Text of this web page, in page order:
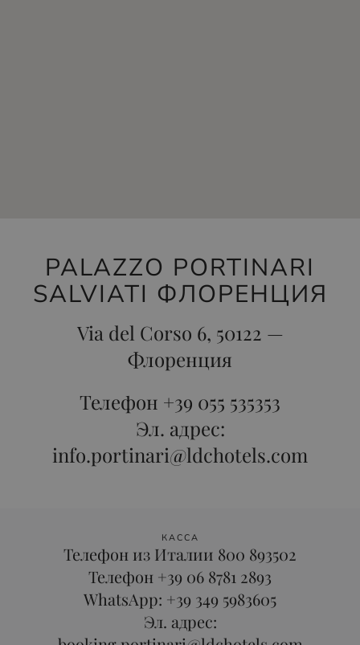
PALAZZO PORTINARI
SALVIATI ФЛОРЕНЦИЯ
Via del Corso 6, 50122 —
Флоренция
Телефон +39 055 535353
Эл. адрес:
info.portinari@ldchotels.com
КАССА
Телефон из Италии 800 893502
Телефон +39 06 8781 2893
WhatsApp: +39 349 5983605
Эл. адрес: